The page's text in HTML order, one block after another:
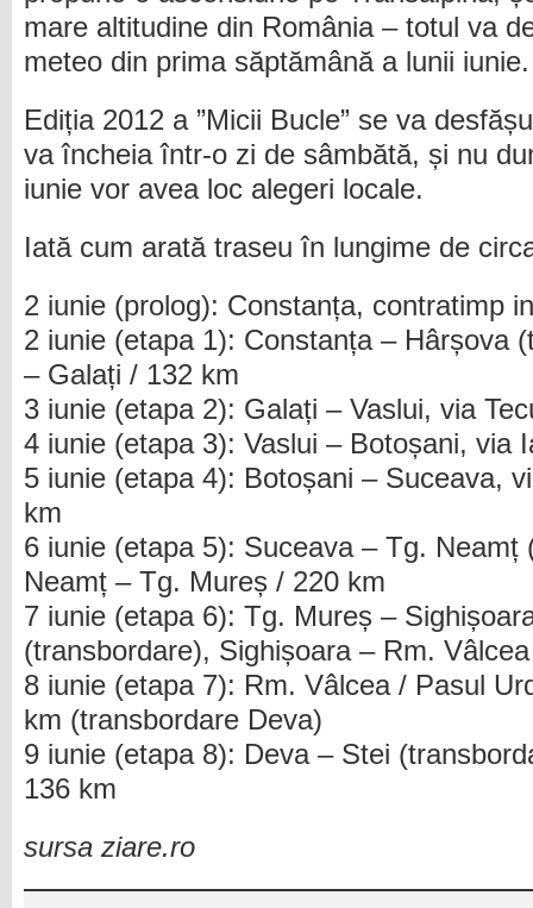
mare altitudine din România – totul va
meteo din prima săptămână a lunii iunie.
Ediția 2012 a ”Micii Bucle” se va
va încheia într-o zi de sâmbătă, și nu
iunie vor avea loc alegeri locale.
Iată cum arată traseu în lungime de
2 iunie (prolog): Constanța, contratimp
2 iunie (etapa 1): Constanța – Hârșova
– Galați / 132 km
3 iunie (etapa 2): Galați – Vaslui, via
4 iunie (etapa 3): Vaslui – Botoșani, via
5 iunie (etapa 4): Botoșani – Suceava,
km
6 iunie (etapa 5): Suceava – Tg. Neamț
Neamț – Tg. Mureș / 220 km
7 iunie (etapa 6): Tg. Mureș –
(transbordare), Sighișoara – Rm.
8 iunie (etapa 7): Rm. Vâlcea / Pasul
km (transbordare Deva)
9 iunie (etapa 8): Deva – Stei
136 km
sursa ziare.ro